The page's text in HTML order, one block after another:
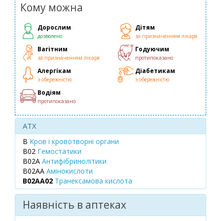
Кому можна
Дорослим
дозволено
Дітям
за призначенням лікаря
Вагітним
за призначенням лікаря
Годуючим
протипоказано
Алергікам
з обережністю
Діабетикам
з обережністю
Водіям
протипоказано
ATX
B Кров і кровотворні органи
B02 Гемостатики
B02A Антифібринолітики
B02AA Амінокислоти
B02AA02 Транексамова кислота
Наявність в аптеках